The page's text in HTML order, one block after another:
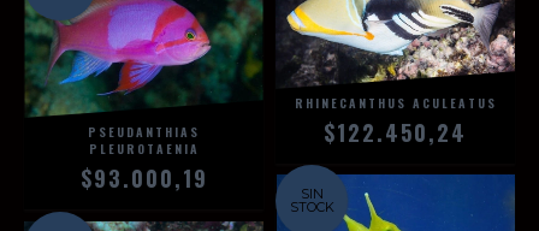
PSEUDANTHIAS
PLEUROTAENIA
$93.000,19
RHINECANTHUS ACULEATUS
$122.450,24
SIN
STOCK